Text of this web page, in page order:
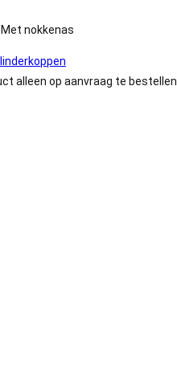
Met nokkenas
alleen op aanvraag te bestellen.